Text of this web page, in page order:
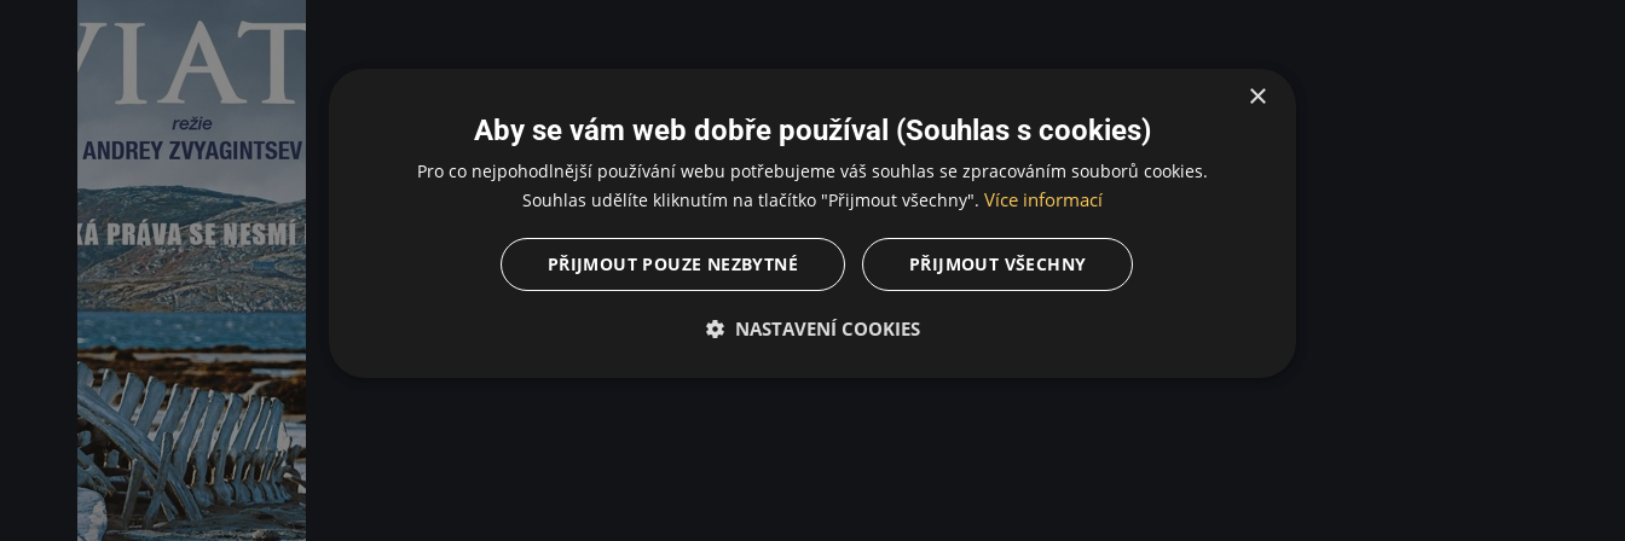
×
Aby se vám web dobře používal (Souhlas s cookies)
Pro co nejpohodlnější používání webu potřebujeme váš souhlas se zpracováním souborů cookies.
Souhlas udělíte kliknutím na tlačítko "Přijmout všechny". Více informací
PŘIJMOUT VŠECHNY
PŘIJMOUT POUZE NEZBYTNÉ
NASTAVENÍ COOKIES